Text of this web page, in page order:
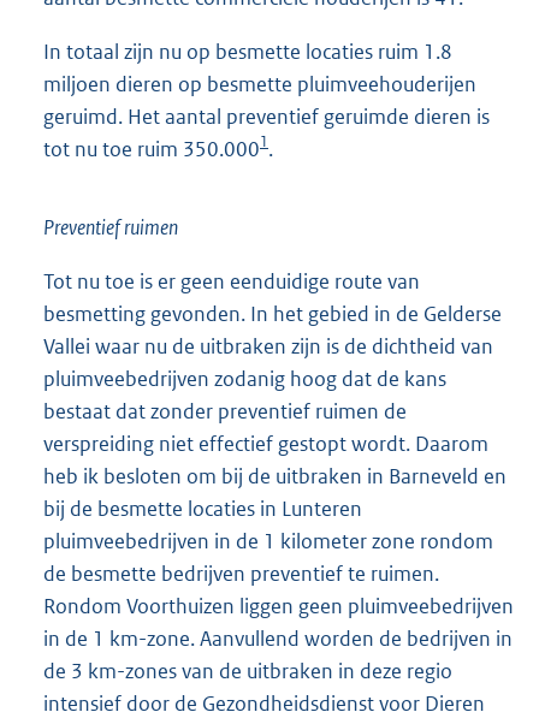
In totaal zijn nu op besmette locaties ruim 1.8
miljoen dieren op besmette pluimveehouderijen
geruimd. Het aantal preventief geruimde dieren is
tot nu toe ruim 350.0001.
Preventief ruimen
Tot nu toe is er geen eenduidige route van
besmetting gevonden. In het gebied in de Gelderse
Vallei waar nu de uitbraken zijn is de dichtheid van
pluimveebedrijven zodanig hoog dat de kans
bestaat dat zonder preventief ruimen de
verspreiding niet effectief gestopt wordt. Daarom
heb ik besloten om bij de uitbraken in Barneveld en
bij de besmette locaties in Lunteren
pluimveebedrijven in de 1 kilometer zone rondom
de besmette bedrijven preventief te ruimen.
Rondom Voorthuizen liggen geen pluimveebedrijven
in de 1 km-zone. Aanvullend worden de bedrijven in
de 3 km-zones van de uitbraken in deze regio
intensief door de Gezondheidsdienst voor Dieren